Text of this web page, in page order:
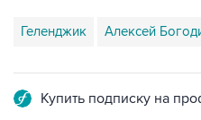
Геленджик Алексей
Купить подписку на